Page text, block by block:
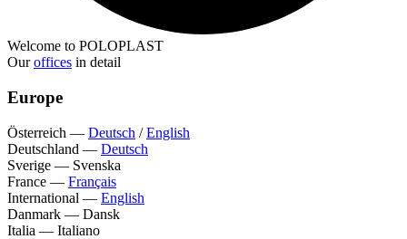
Welcome to POLOPLAST
Ouroffices in detail
Europe
Österreich — Deutsch /English
Deutschland — Deutsch
Sverige — Svenska
France — Français
International — English
Danmark — Dansk
Italia — Italiano